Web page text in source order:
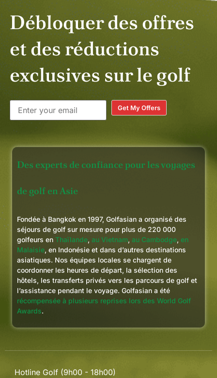
Hautement recommandé pour
votre prochain voyage de golf.
Débloquer des offres
et des réductions
exclusives sur le golf
Get My Offers
Des experts de confiance pour les voyages
de golf en Asie
Fondée à Bangkok en 1997, Golfasian a organisé des
séjours de golf sur mesure pour plus de 220 000
golfeurs en Thaïlande, au Vietnam, au Cambodge, en
Malaisie, en Indonésie et dans d’autres destinations
asiatiques. Nos équipes locales se chargent de
coordonner les heures de départ, la sélection des
hôtels, les transferts privés vers les parcours de golf et
l’assistance pendant le voyage. Golfasian a été
récompensée à plusieurs reprises lors des World Golf
Awards.
Hotline Golf (9h00 - 18h00)